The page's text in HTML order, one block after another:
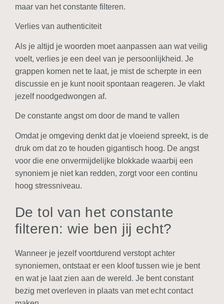
maar van het constante filteren.
Verlies van authenticiteit
Als je altijd je woorden moet aanpassen aan wat veilig
voelt, verlies je een deel van je persoonlijkheid. Je
grappen komen net te laat, je mist de scherpte in een
discussie en je kunt nooit spontaan reageren. Je vlakt
jezelf noodgedwongen af.
De constante angst om door de mand te vallen
Omdat je omgeving denkt dat je vloeiend spreekt, is de
druk om dat zo te houden gigantisch hoog. De angst
voor die ene onvermijdelijke blokkade waarbij een
synoniem je niet kan redden, zorgt voor een continu
hoog stressniveau.
De tol van het constante
filteren: wie ben jij echt?
Wanneer je jezelf voortdurend verstopt achter
synoniemen, ontstaat er een kloof tussen wie je bent
en wat je laat zien aan de wereld. Je bent constant
bezig met overleven in plaats van met echt contact